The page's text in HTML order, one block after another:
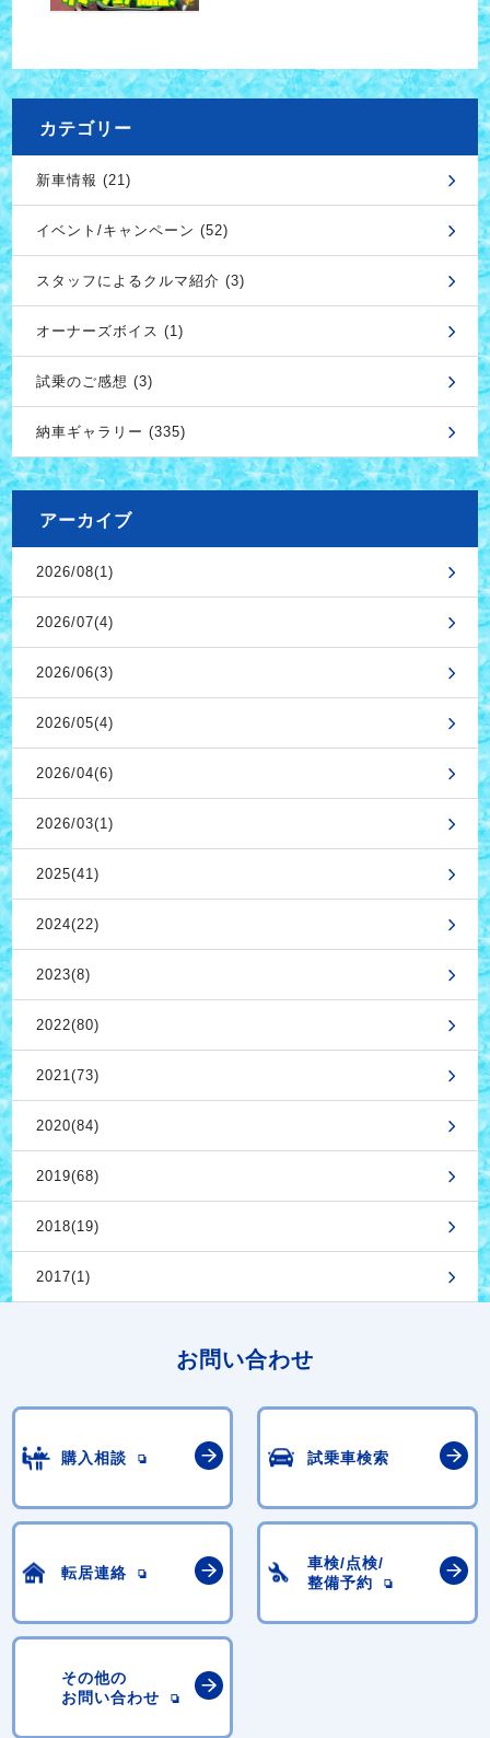
カテゴリー
新車情報 (21)
イベント/キャンペーン (52)
スタッフによるクルマ紹介 (3)
オーナーズボイス (1)
試乗のご感想 (3)
納車ギャラリー (335)
アーカイブ
2026/08(1)
2026/07(4)
2026/06(3)
2026/05(4)
2026/04(6)
2026/03(1)
2025(41)
2024(22)
2023(8)
2022(80)
2021(73)
2020(84)
2019(68)
2018(19)
2017(1)
お問い合わせ
購入相談 試乗車検索
転居連絡
車検/点検/
整備予約
その他の
お問い合わせ